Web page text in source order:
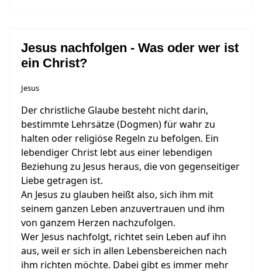
Jesus nachfolgen - Was oder wer ist
ein Christ?
Jesus
Der christliche Glaube besteht nicht darin,
bestimmte Lehrsätze (Dogmen) für wahr zu
halten oder religiöse Regeln zu befolgen. Ein
lebendiger Christ lebt aus einer lebendigen
Beziehung zu Jesus heraus, die von gegenseitiger
Liebe getragen ist.
An Jesus zu glauben heißt also, sich ihm mit
seinem ganzen Leben anzuvertrauen und ihm
von ganzem Herzen nachzufolgen.
Wer Jesus nachfolgt, richtet sein Leben auf ihn
aus, weil er sich in allen Lebensbereichen nach
ihm richten möchte. Dabei gibt es immer mehr